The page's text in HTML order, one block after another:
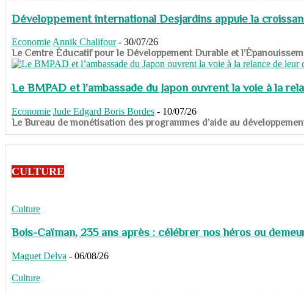
Développement international Desjardins appuie la
Economie Annik Chalifour - 30/07/26
​​​​​​​Le Centre Éducatif pour le Développement Durable et
Le BMPAD et l’ambassade du Japon ouvrent la voie à la
Economie Jude Edgard Boris Bordes - 10/07/26
​​​​​​​Le Bureau de monétisation des programmes d’aide au
CULTURE
Culture
Bois-Caïman, 235 ans après : célébrer nos héros ou
Maguet Delva - 06/08/26
Culture